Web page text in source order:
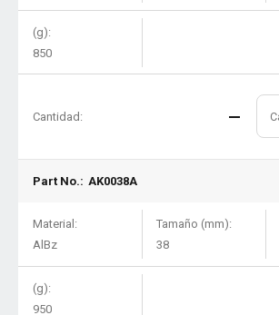
(g):
850
Cantidad:
Part No.: AK0038A
Material:
AlBz
Tamaño (mm):
38
(g):
950